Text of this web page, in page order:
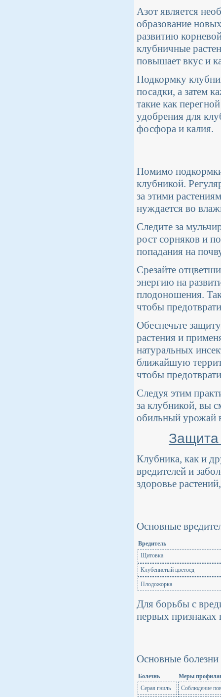
Азот является
образование
развитию
клубничные
повышает вкус и
Подкормку
посадки, а затем
такие как
удобрения для
фосфора и калия.
Помимо
клубникой.
за этими
нуждается во
Следите за
рост сорняков и
попадания на
Срезайте
энергию на
плодоношения.
чтобы
Обеспечьте
растения и
натуральных
ближайшую
чтобы
Следуя этим
за клубникой, вы
обильный урожай
Защита
Клубника, как и
вредителей и
здоровье
Основные
Вредитель
Щитовка
Клубенистый цветоед
Плодожорка
Для борьбы с
первых
Основные
Болезнь
Меры
Серая гниль
Соблюдение